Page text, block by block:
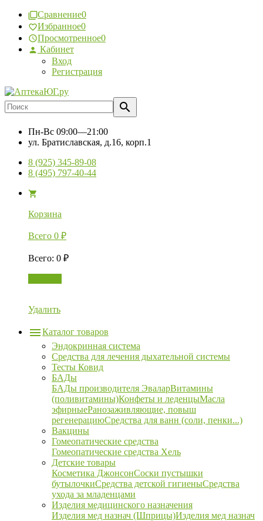
Сравнение0
Избранное0
Просмотренное0
Кабинет
Вход
Регистрация
Пн-Вс 09:00—21:00
ул. Братиславская, д.16, корп.1
8 (925) 345-89-08
8 (495) 797-40-44
Корзина
Всего 0 ₽
Всего: 0 ₽
Удалить
Каталог товаров
Эндокринная система
Средства для лечения дыхательной системы
Тесты Ковид
БАДы
БАДы производителя ЭваларВитамины
(поливитамины)Конфеты и леденцыМасла
эфирныеРанозаживляющие, повыш
регенерациюСредства для ванн (соли, пенки...)
Вакцины
Гомеопатические средства
Гомеопатические средства Хель
Детские товары
Косметика ДжонсонСоски пустышки
бутылочкиСредства детской гигиеныСредства
ухода за младенцами
Изделия медицинского назначения
Изделия мед назнач (Шприцы)Изделия мед назнач